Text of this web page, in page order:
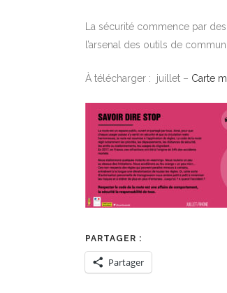
La sécurité commence par
l’arsenal des outils de
À télécharger : juillet – Carte
PARTAGER :
Partager